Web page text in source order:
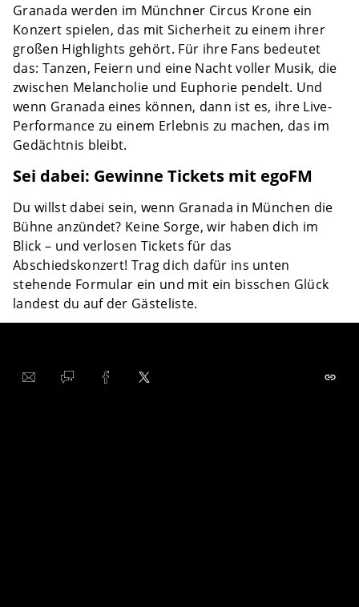
Granada werden im Münchner Circus Krone ein
Konzert spielen, das mit Sicherheit zu einem ihrer
großen Highlights gehört. Für ihre Fans bedeutet
das: Tanzen, Feiern und eine Nacht voller Musik, die
zwischen Melancholie und Euphorie pendelt. Und
wenn Granada eines können, dann ist es, ihre Live-
Performance zu einem Erlebnis zu machen, das im
Gedächtnis bleibt.
Sei dabei: Gewinne Tickets mit egoFM
Du willst dabei sein, wenn Granada in München die
Bühne anzündet? Keine Sorge, wir haben dich im
Blick – und verlosen Tickets für das
Abschiedskonzert! Trag dich dafür ins unten
stehende Formular ein und mit ein bisschen Glück
landest du auf der Gästeliste.